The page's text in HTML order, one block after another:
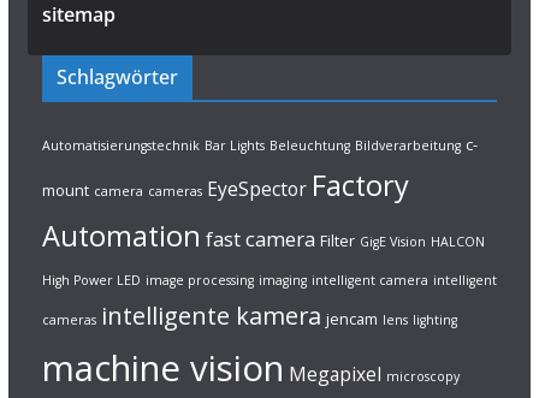
sitemap
Schlagwörter
Automatisierungstechnik Bar Lights Beleuchtung Bildverarbeitung c-
mount camera cameras EyeSpector Factory
Automation fast camera Filter GigE Vision HALCON
High Power LED image processing imaging intelligent camera intelligent
cameras intelligente kamera jencam lens lighting
machine vision Megapixel microscopy